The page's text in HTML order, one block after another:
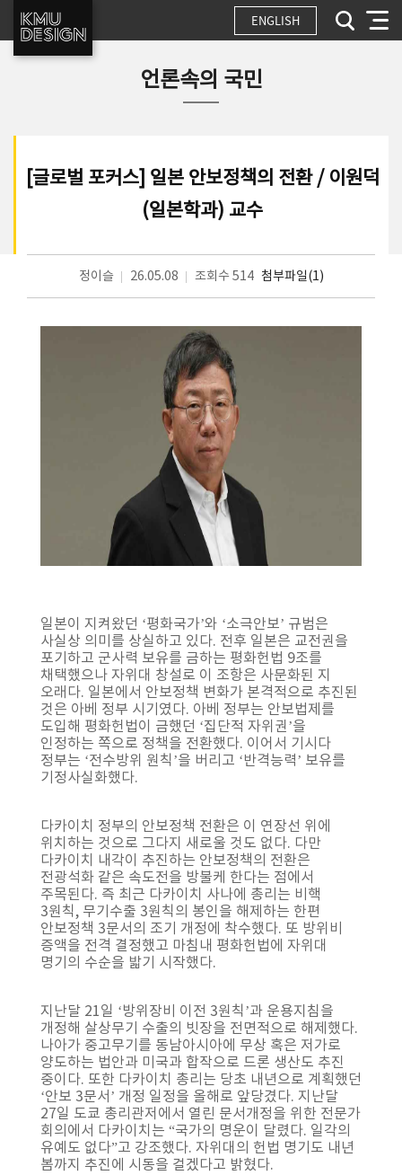
ENGLISH
언론속의 국민
[글로벌 포커스] 일본 안보정책의 전환 / 이원덕
(일본학과) 교수
정이슬 26.05.08 조회수 514 첨부파일(1)
일본이 지켜왔던 ‘평화국가’와 ‘소극안보’ 규범은
사실상 의미를 상실하고 있다. 전후 일본은 교전권을
포기하고 군사력 보유를 금하는 평화헌법 9조를
채택했으나 자위대 창설로 이 조항은 사문화된 지
오래다. 일본에서 안보정책 변화가 본격적으로 추진된
것은 아베 정부 시기였다. 아베 정부는 안보법제를
도입해 평화헌법이 금했던 ‘집단적 자위권’을
인정하는 쪽으로 정책을 전환했다. 이어서 기시다
정부는 ‘전수방위 원칙’을 버리고 ‘반격능력’ 보유를
기정사실화했다.
다카이치 정부의 안보정책 전환은 이 연장선 위에
위치하는 것으로 그다지 새로울 것도 없다. 다만
다카이치 내각이 추진하는 안보정책의 전환은
전광석화 같은 속도전을 방불케 한다는 점에서
주목된다. 즉 최근 다카이치 사나에 총리는 비핵
3원칙, 무기수출 3원칙의 봉인을 해제하는 한편
안보정책 3문서의 조기 개정에 착수했다. 또 방위비
증액을 전격 결정했고 마침내 평화헌법에 자위대
명기의 수순을 밟기 시작했다.
지난달 21일 ‘방위장비 이전 3원칙’과 운용지침을
개정해 살상무기 수출의 빗장을 전면적으로 해제했다.
나아가 중고무기를 동남아시아에 무상 혹은 저가로
양도하는 법안과 미국과 합작으로 드론 생산도 추진
중이다. 또한 다카이치 총리는 당초 내년으로 계획했던
‘안보 3문서’ 개정 일정을 올해로 앞당겼다. 지난달
27일 도쿄 총리관저에서 열린 문서개정을 위한 전문가
회의에서 다카이치는 “국가의 명운이 달렸다. 일각의
유예도 없다”고 강조했다. 자위대의 헌법 명기도 내년
봄까지 추진에 시동을 걸겠다고 밝혔다.